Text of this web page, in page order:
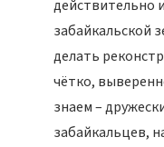
действительно
забайкальской
делать
чётко,
знаем –
забайкальцев,